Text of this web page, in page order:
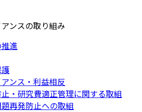
ンスの取り組み
進
ンス・利益相反
・研究費適正管理に関する取組
再発防止への取組